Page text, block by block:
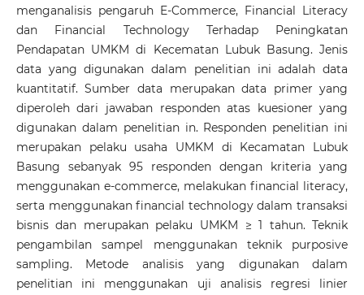
menganalisis pengaruh E-Commerce, Financial Literacy
dan Financial Technology Terhadap Peningkatan
Pendapatan UMKM di Kecematan Lubuk Basung. Jenis
data yang digunakan dalam penelitian ini adalah data
kuantitatif. Sumber data merupakan data primer yang
diperoleh dari jawaban responden atas kuesioner yang
digunakan dalam penelitian in. Responden penelitian ini
merupakan pelaku usaha UMKM di Kecamatan Lubuk
Basung sebanyak 95 responden dengan kriteria yang
menggunakan e-commerce, melakukan financial literacy,
serta menggunakan financial technology dalam transaksi
bisnis dan merupakan pelaku UMKM ≥ 1 tahun. Teknik
pengambilan sampel menggunakan teknik purposive
sampling. Metode analisis yang digunakan dalam
penelitian ini menggunakan uji analisis regresi linier